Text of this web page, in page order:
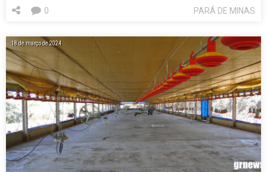
PARÁ DE MINAS
0
18 de março de 2024